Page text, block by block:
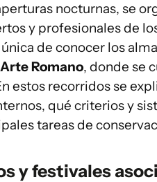
nocturnas, se
y profesionales de
de conocer los
Romano, donde se
estos recorridos se
qué criterios y
tareas de
y festivales